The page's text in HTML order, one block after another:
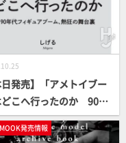
日発売】「アメトイブー
どこへ行ったのか 90年
ギュアブーム、熱狂の
」【エッセイ】
発売情報